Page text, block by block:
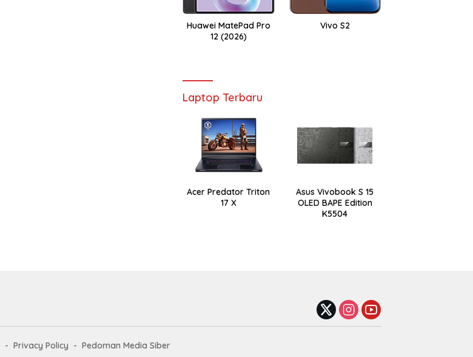
Huawei MatePad Pro
12 (2026)
Vivo S2
Laptop Terbaru
Acer Predator Triton
17 X
Asus Vivobook S 15
OLED BAPE Edition
K5504
Privacy Policy
Pedoman Media Siber